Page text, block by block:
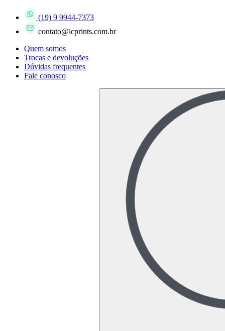
(19) 9 9944-7373
contato@lcprints.com.br
Quem somos
Trocas e devoluções
Dúvidas frequentes
Fale conosco